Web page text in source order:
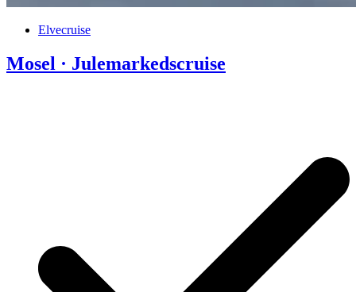
Elvecruise
Mosel · Julemarkedscruise